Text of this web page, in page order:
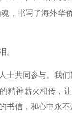
，书写了海外华
。
士共同参与。我
精神薪火相传，
信，和心中永不